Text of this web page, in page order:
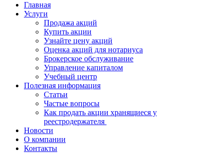
Главная
Услуги
Продажа акций
Купить акции
Узнайте цену акций
Оценка акций для нотариуса
Брокерское обслуживание
Управление капиталом
Учебный центр
Полезная информация
Статьи
Частые вопросы
Как продать акции хранящиеся у
реестродержателя
Новости
О компании
Контакты